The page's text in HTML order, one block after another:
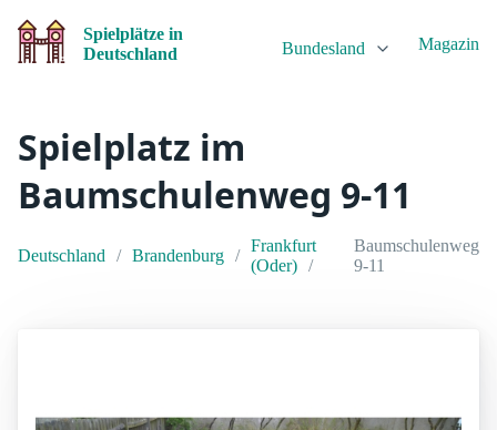
Spielplätze in
Deutschland
Bundesland Magazin
Spielplatz im
Baumschulenweg 9-11
Deutschland Brandenburg
Frankfurt
(Oder)
Baumschulenweg
9-11